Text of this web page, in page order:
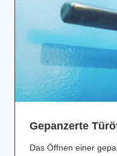
Gepanzerte
Das Öffnen einer